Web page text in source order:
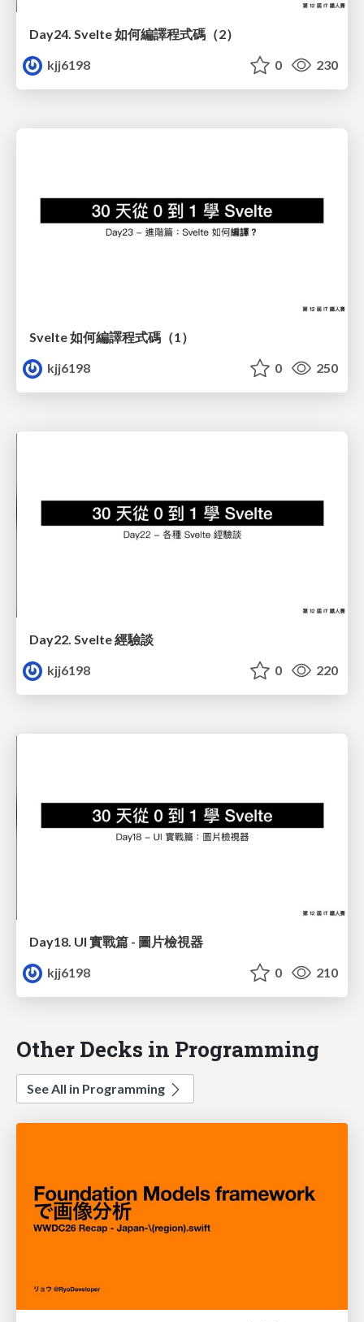
Day24. Svelte 如何編譯程式碼（2）
kjj6198
0 230
Svelte 如何編譯程式碼（1）
kjj6198
0 250
Day22. Svelte 經驗談
kjj6198
0 220
Day18. UI 實戰篇 - 圖片檢視器
kjj6198
0 210
Other Decks in Programming
See All in Programming